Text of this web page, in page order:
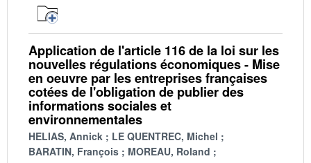
Application de l'article 116 de la loi sur les
nouvelles régulations économiques - Mise
en oeuvre par les entreprises françaises
cotées de l'obligation de publier des
informations sociales et
environnementales
HELIAS, Annick
LE QUENTREC, Michel
BARATIN, François
MOREAU, Roland